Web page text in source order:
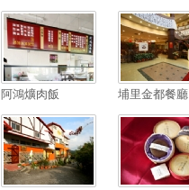
阿鴻爌肉飯 埔里金都餐廳